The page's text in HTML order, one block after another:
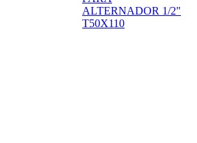
ALTERNADOR 1/2"
T50X110